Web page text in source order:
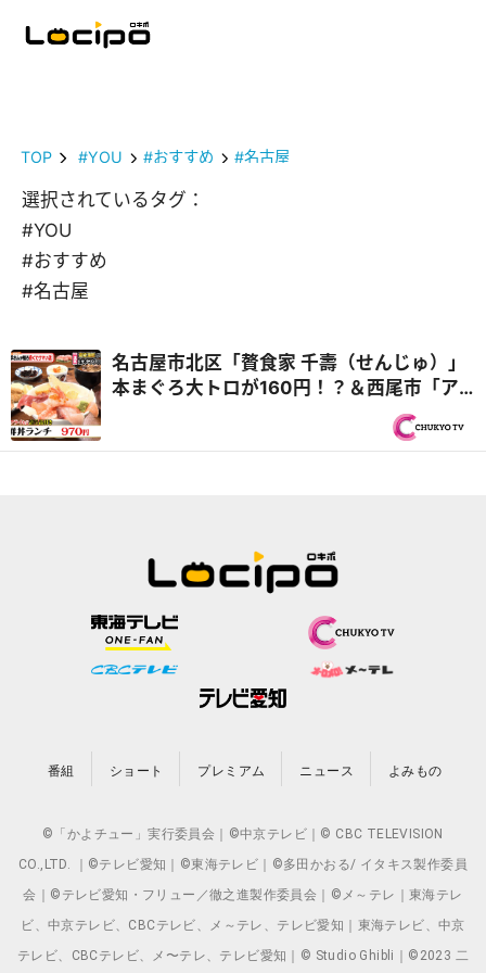
TOP #YOU #おすすめ #名古屋
選択されているタグ：
#YOU
#おすすめ
#名古屋
名古屋市北区「贅食家 千壽（せんじゅ）」
本まぐろ大トロが160円！？＆西尾市「ア
ジアンキッチン媽媽や」25種類のビュッフ
ェ付き！ハラミステーキランチ『PS純金
番組 ショート プレミアム ニュース よみもの
©「かよチュー」実行委員会｜©中京テレビ｜© CBC TELEVISION
CO.,LTD. ｜©テレビ愛知｜©東海テレビ｜©多田かおる/ イタキス製作委員
会｜©テレビ愛知・フリュー／徹之進製作委員会｜©メ～テレ｜東海テレ
ビ、中京テレビ、CBCテレビ、メ～テレ、テレビ愛知｜東海テレビ、中京
テレビ、CBCテレビ、メ〜テレ、テレビ愛知｜© Studio Ghibli｜©2023 二